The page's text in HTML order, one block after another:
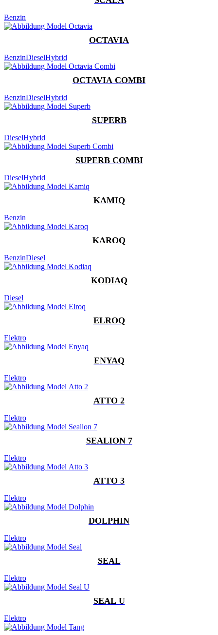
Benzin
OCTAVIA
BenzinDieselHybrid
OCTAVIA COMBI
BenzinDieselHybrid
SUPERB
DieselHybrid
SUPERB COMBI
DieselHybrid
KAMIQ
Benzin
KAROQ
BenzinDiesel
KODIAQ
Diesel
ELROQ
Elektro
ENYAQ
Elektro
ATTO 2
Elektro
SEALION 7
Elektro
ATTO 3
Elektro
DOLPHIN
Elektro
SEAL
Elektro
SEAL U
Elektro